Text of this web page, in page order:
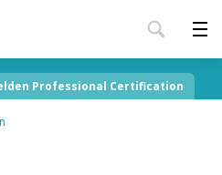
Professional Certification